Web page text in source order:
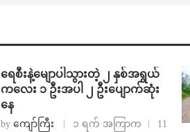
ရေစီးနဲ့မျောပါသွားတဲ့ ၂ နှစ်အရွယ်
ကလေး ၁ ဦးအပါ ၂ ဦးပျောက်ဆုံး
နေ
by ကျော်ကြီး ၁ ရက် အကြာက
11